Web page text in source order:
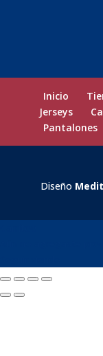
Inicio
Jerseys
Pantalones
Diseño